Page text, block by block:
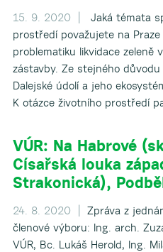
15. 9. 2020 |
Jaká témata
prostředí považujete na
problematiku likvidace zeleně
zástavby. Ze stejného
Dalejské údolí a jeho
K otázce životního prostředí
VÚR: Na Habrové
Císařská louka
Strakonická),
24. 8. 2020 |
Zpráva z
členové výboru: Ing. arch.
VÚR, Bc. Lukáš Herold, Ing.